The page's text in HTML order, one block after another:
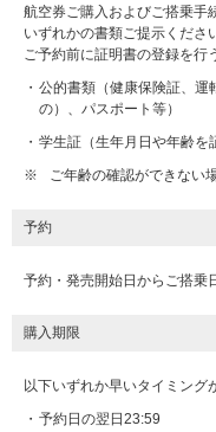
航空券ご購入およびご搭乗手
いずれかの書類ご提示くださ
ご予約前に証明書の登録を行
公的書類（健康保険証、運
の）、パスポート等）
学生証（生年月日や年齢を
※
ご年齢の確認ができない
予約
予約・発売開始日からご搭乗
購入期限
以下いずれか早いタイミング
予約日の翌日23:59